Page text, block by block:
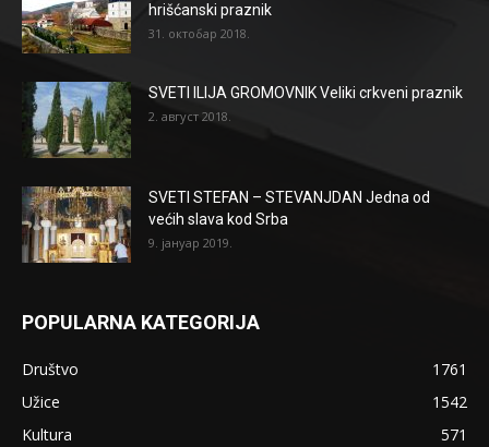
hrišćanski praznik
31. октобар 2018.
SVETI ILIJA GROMOVNIK Veliki crkveni praznik
2. август 2018.
SVETI STEFAN – STEVANJDAN Jedna od
većih slava kod Srba
9. јануар 2019.
POPULARNA KATEGORIJA
Društvo
1761
Užice
1542
Kultura
571